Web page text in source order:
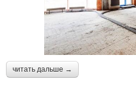
читать дальше →